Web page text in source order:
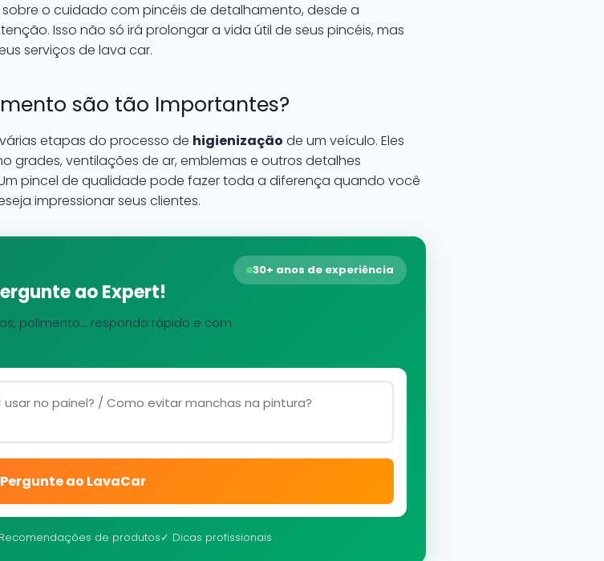
o cuidado com pincéis de detalhamento, desde a
Isso não só irá prolongar a vida útil de seus pincéis, mas
serviços de lava car.
são tão Importantes?
etapas do processo de higienização de um veículo. Eles
grades, ventilações de ar, emblemas e outros detalhes
pincel de qualidade pode fazer toda a diferença quando você
impressionar seus clientes.
ao Expert!
polimento... respondo rápido e com
30+ anos de experiência
Pergunte ao LavaCar
de produtos✓ Dicas profissionais